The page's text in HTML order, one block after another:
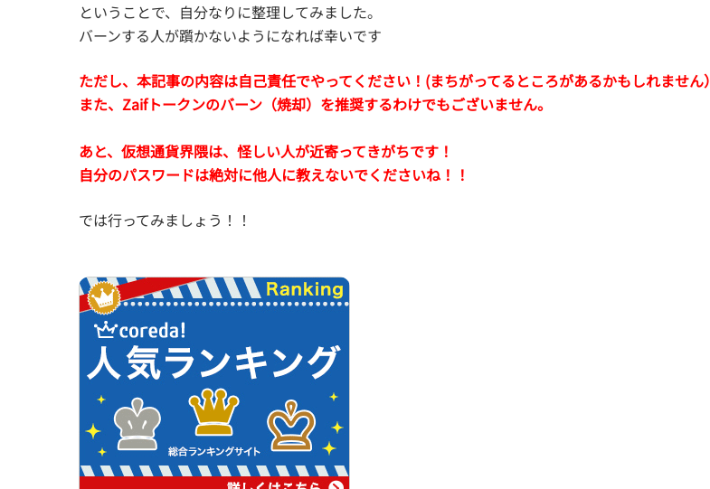
ということで、自分なりに整理してみました。
バーンする人が躓かないようになれば幸いです
ただし、本記事の内容は自己責任でやってください！(まちがってるところがあるかもしれません）
また、Zaifトークンのバーン（焼却）を推奨するわけでもございません。
あと、仮想通貨界隈は、怪しい人が近寄ってきがちです！
自分のパスワードは絶対に他人に教えないでくださいね！！
では行ってみましょう！！